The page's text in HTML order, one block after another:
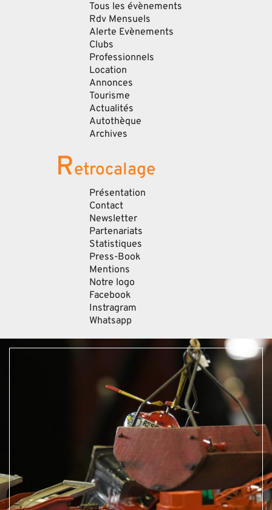
Tous les évènements
Rdv Mensuels
Alerte Evènements
Clubs
Professionnels
Location
Annonces
Tourisme
Actualités
Autothèque
Archives
Retrocalage
Présentation
Contact
Newsletter
Partenariats
Statistiques
Press-Book
Mentions
Notre logo
Facebook
Instragram
Whatsapp